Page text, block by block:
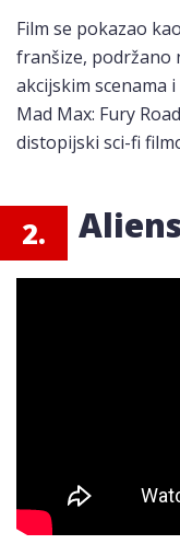
Film se pokazao
franšize, podržano
akcijskim scenama
Mad Max: Fury
distopijski sci-fi
2.